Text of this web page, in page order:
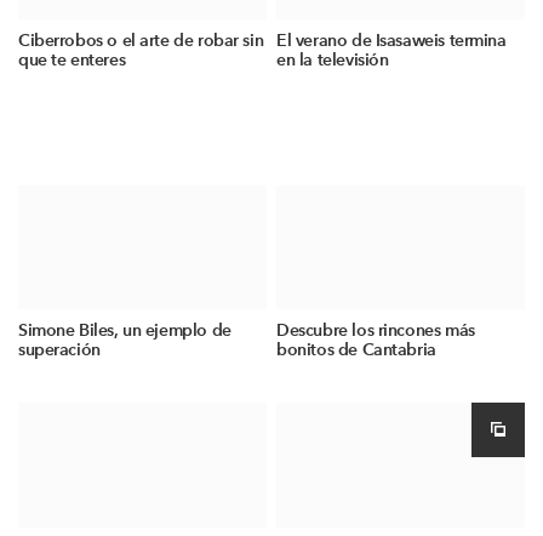
Ciberrobos o el arte de robar sin
que te enteres
El verano de Isasaweis termina
en la televisión
Simone Biles, un ejemplo de
superación
Descubre los rincones más
bonitos de Cantabria